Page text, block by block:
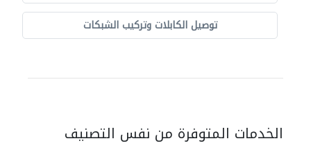
توصيل الكابلات وتركيب الشبكات
الخدمات المتوفرة من نفس التصنيف